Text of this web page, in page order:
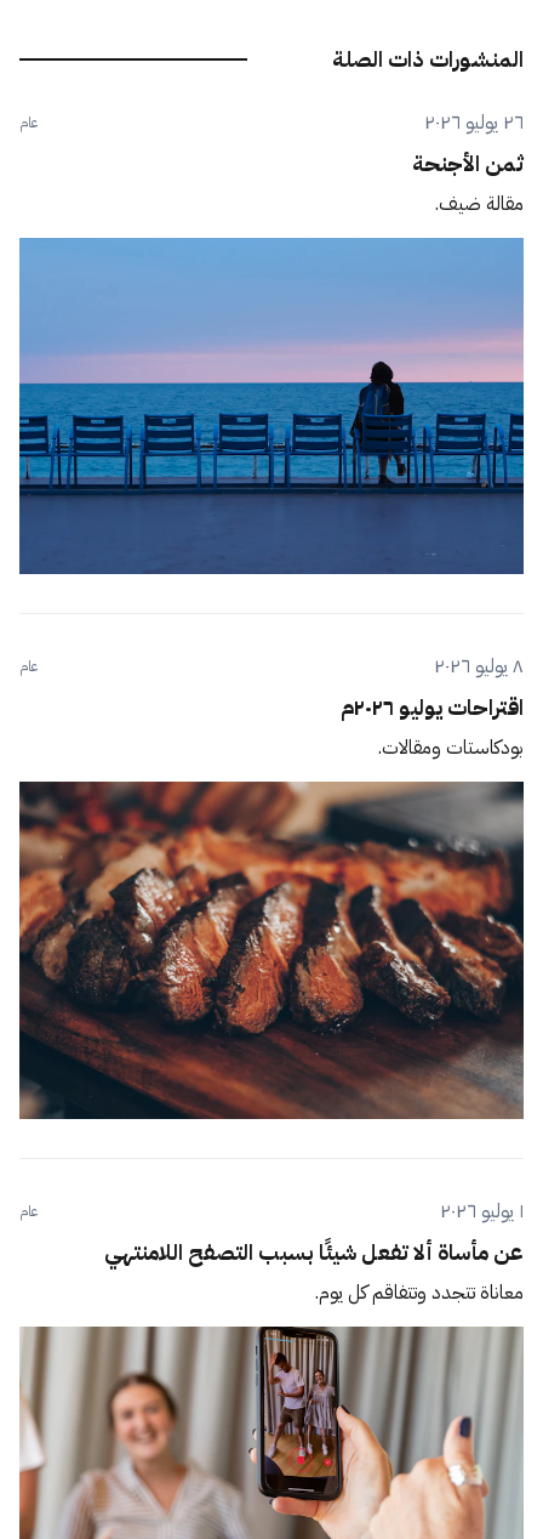
المنشورات ذات الصلة
٢٦ يوليو ٢٠٢٦ عام
ثمن الأجنحة
مقالة ضيف.
٨ يوليو ٢٠٢٦ عام
اقتراحات يوليو ٢٠٢٦م
بودكاستات ومقالات.
١ يوليو ٢٠٢٦ عام
عن مأساة ألا تفعل شيئًا بسبب التصفح اللامنتهي
معاناة تتجدد وتتفاقم كل يوم.